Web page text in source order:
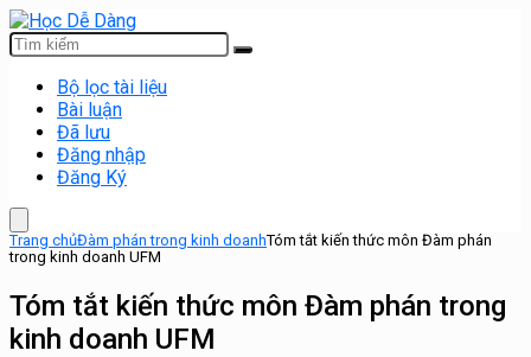
Bộ lọc tài liệu
Bài luận
Đã lưu
Đăng nhập
Đăng Ký
Trang chủĐàm phán trong kinh doanhTóm tắt kiến thức môn Đàm phán
trong kinh doanh UFM
Tóm tắt kiến thức môn Đàm phán trong
kinh doanh UFM